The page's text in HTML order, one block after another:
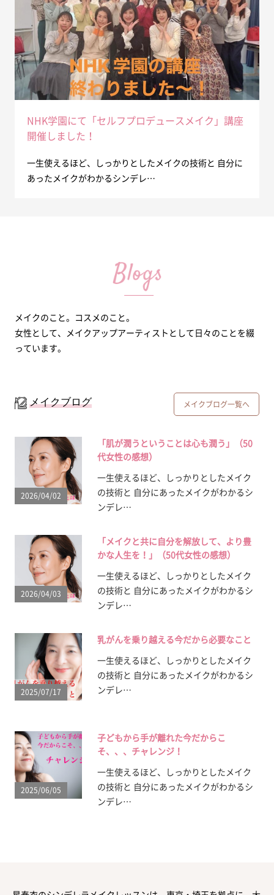
NHK学園にて「セルフプロデュースメイク」講座
開催しました！
一生使えるほど、しっかりとしたメイクの技術と 自分に
あったメイクがわかるシンデレ…
メイクのこと。コスメのこと。
女性として、メイクアップアーティストとして日々のことを綴
っています。
メイクブログ メイクブログ一覧へ
2026/04/02
「肌が潤うということは心も潤う」（50
代女性の感想）
一生使えるほど、しっかりとしたメイク
の技術と 自分にあったメイクがわかるシ
ンデレ…
2026/04/03
「メイクと共に自分を解放して、より豊
かな人生を！」（50代女性の感想）
一生使えるほど、しっかりとしたメイク
の技術と 自分にあったメイクがわかるシ
ンデレ…
2025/07/17
乳がんを乗り越える今だから必要なこと
一生使えるほど、しっかりとしたメイク
の技術と 自分にあったメイクがわかるシ
ンデレ…
2025/06/05
子どもから手が離れた今だからこ
そ、、、チャレンジ！
一生使えるほど、しっかりとしたメイク
の技術と 自分にあったメイクがわかるシ
ンデレ…